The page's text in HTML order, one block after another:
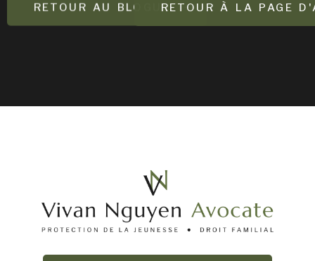
RETOUR AU BLOGUERETOUR À LA PAGE